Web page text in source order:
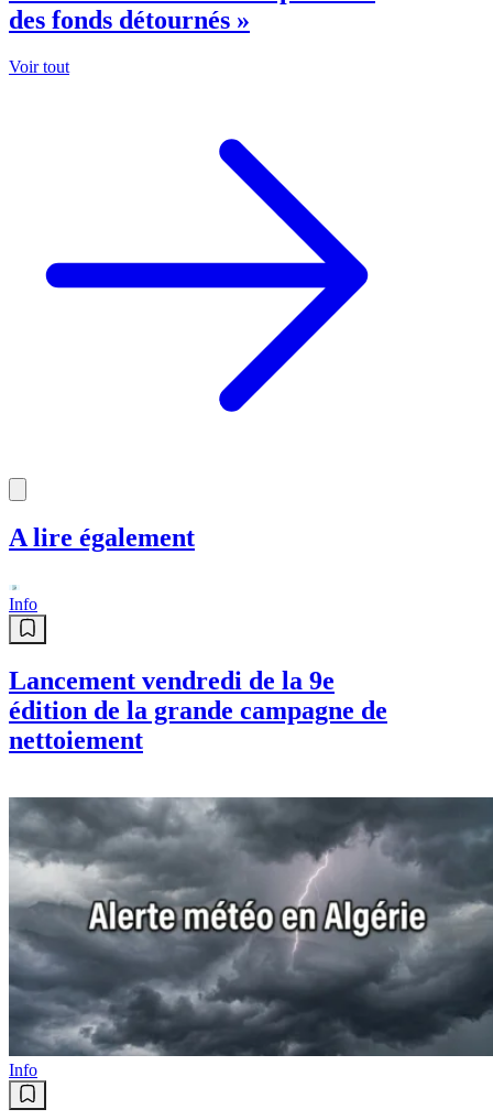
des fonds détournés »
Voir tout
A lire également
Info
Lancement vendredi de la 9e
édition de la grande campagne de
nettoiement